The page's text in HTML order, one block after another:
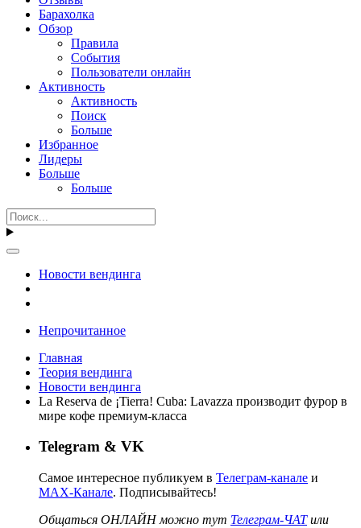
Барахолка
Обзор
Правила
События
Пользователи онлайн
Активность
Активность
Поиск
Больше
Избранное
Лидеры
Больше
Больше
Новости вендинга
Непрочитанное
Главная
Теория вендинга
Новости вендинга
La Reserva de ¡Tierra! Cuba: Lavazza производит фурор в
мире кофе премиум-класса
Telegram & VK
Самое интересное публикуем в Телеграм-канале и
MAX-Канале. Подписывайтесь!
Общаться ОНЛАЙН можно тут Телеграм-ЧАТили